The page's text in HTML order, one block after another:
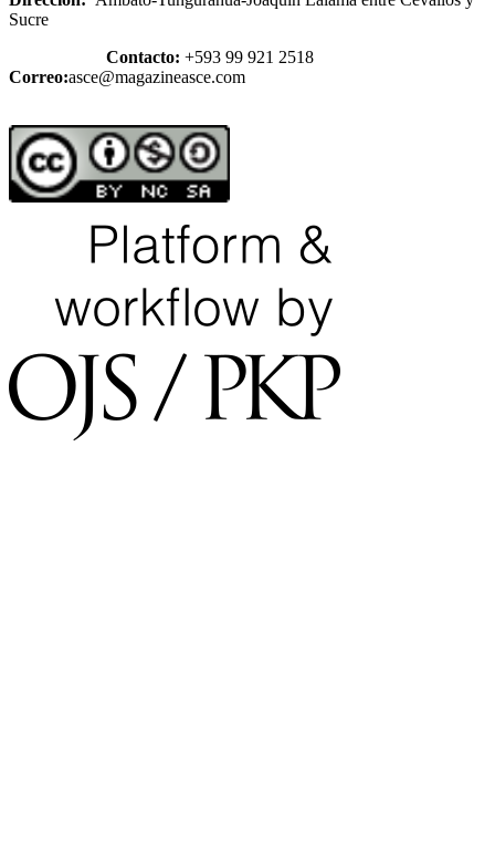
Sucre
Contacto: +593 99 921 2518
Correo:asce@magazineasce.com